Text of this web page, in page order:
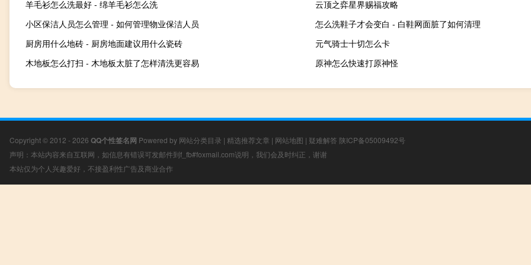
羊毛衫怎么洗最好 - 绵羊毛衫怎么洗
云顶之弈星界赐福攻略
小区保洁人员怎么管理 - 如何管理物业保洁人员
怎么洗鞋子才会变白 - 白鞋网面脏了如何清理
厨房用什么地砖 - 厨房地面建议用什么瓷砖
元气骑士十切怎么卡
木地板怎么打扫 - 木地板太脏了怎样清洗更容易
原神怎么快速打原神怪
Copyright © 2012 - 2026 QQ个性签名网 Powered by 网站分类目录 | 精选推荐文章 | 网站地图 | 疑难解答 陕ICP备05009492号
声明：本站内容来自互联网，如信息有错误可发邮件到f_fb#foxmail.com说明，我们会及时纠正，谢谢
本站仅为个人兴趣爱好，不接盈利性广告及商业合作